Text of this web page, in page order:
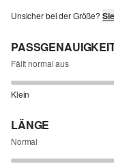
Unsicher bei der Größe?
Fällt normal aus
Klein
LÄNGE
Normal